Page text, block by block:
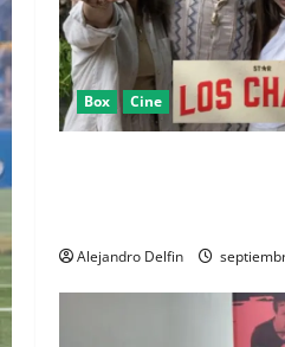
Box Cine
Alejandro Delfin